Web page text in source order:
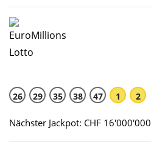
26 29 35 38 47 1 2
Nächster Jackpot: CHF 16'000'000